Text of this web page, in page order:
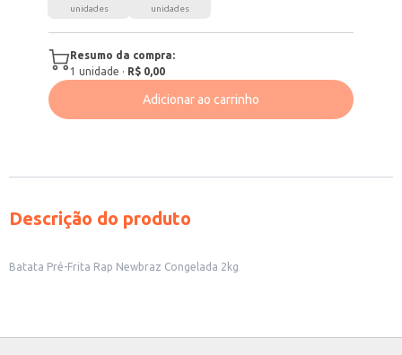
unidades unidades
Resumo da compra:
1 unidade · R$ 0,00
Adicionar ao carrinho
Descrição do produto
Batata Pré-Frita Rap Newbraz Congelada 2kg